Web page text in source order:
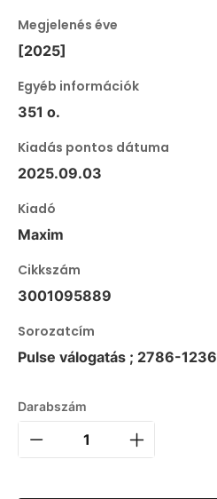
Megjelenés éve
[2025]
Egyéb információk
351 o.
Kiadás pontos dátuma
2025.09.03
Kiadó
Maxim
Cikkszám
3001095889
Sorozatcím
Pulse válogatás ; 2786-1236
Darabszám